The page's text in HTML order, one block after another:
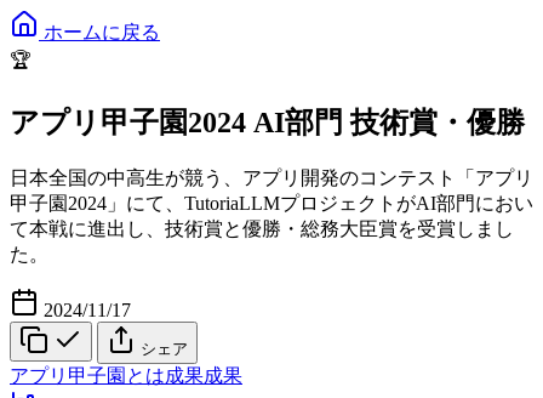
ホームに戻る
🏆
アプリ甲子園2024 AI部門 技術賞・優勝
日本全国の中高生が競う、アプリ開発のコンテスト「アプリ
甲子園2024」にて、TutoriaLLMプロジェクトがAI部門におい
て本戦に進出し、技術賞と優勝・総務大臣賞を受賞しまし
た。
2024/11/17
シェア
アプリ甲子園とは成果成果